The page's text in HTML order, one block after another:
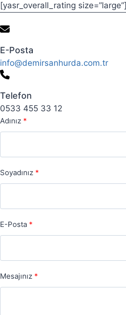
Adınız
Soyadınız
E-Posta
Mesajınız
[yasr_overall_rating size=”large”]
E-Posta
info@demirsanhurda.com.tr
Telefon
0533 455 33 12